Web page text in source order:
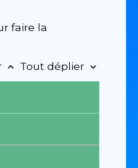
faire la
keyboard_arrow_up Tout déplier keyboard_arrow_down